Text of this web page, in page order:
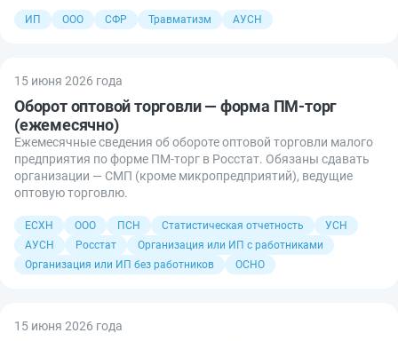
ИП ООО СФР Травматизм АУСН
15 июня 2026 года
Оборот оптовой торговли — форма ПМ-торг
(ежемесячно)
Ежемесячные сведения об обороте оптовой торговли малого
предприятия по форме ПМ-торг в Росстат. Обязаны сдавать
организации — СМП (кроме микропредприятий), ведущие
оптовую торговлю.
ЕСХН ООО ПСН Статистическая отчетность
УСН
АУСН
Росстат
Организация или ИП с работниками
Организация или ИП без работников
ОСНО
15 июня 2026 года